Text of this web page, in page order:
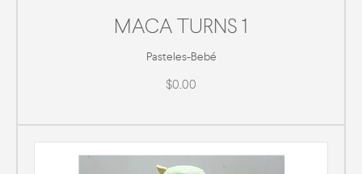
MACA TURNS 1
Pasteles-Bebé
$0.00